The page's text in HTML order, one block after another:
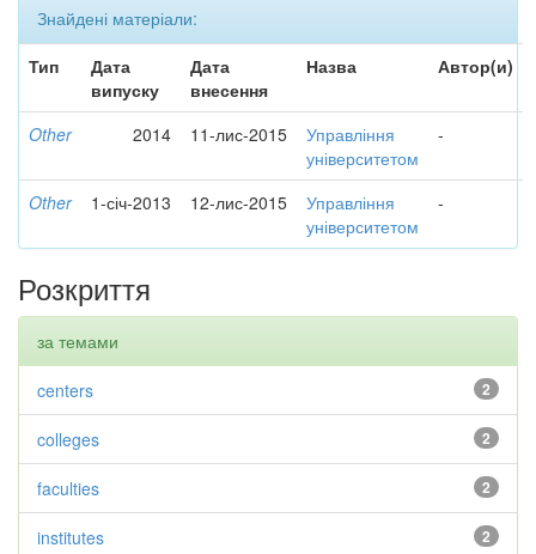
Знайдені матеріали:
Тип
Дата
випуску
Дата
внесення
Назва Автор(и)
Other 2014 11-лис-2015
Управління
університетом
-
Other 1-січ-2013 12-лис-2015
Управління
університетом
-
Розкриття
за темами
2
centers
2
colleges
2
faculties
2
institutes